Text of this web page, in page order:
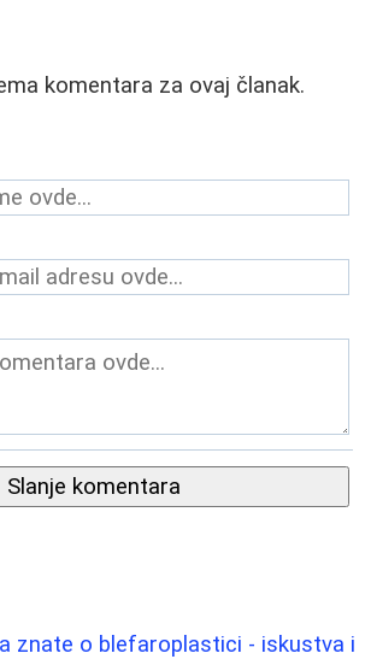
komentara za ovaj članak.
Slanje komentara
znate o blefaroplastici - iskustva i